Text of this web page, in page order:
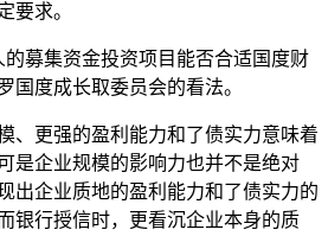
要求。
募集资金投资项目能否合适国度财
国度成长取委员会的看法。
更强的盈利能力和了债实力意味着
是企业规模的影响力也并不是绝对
出企业质地的盈利能力和了债实力的
银行授信时，更看沉企业本身的质